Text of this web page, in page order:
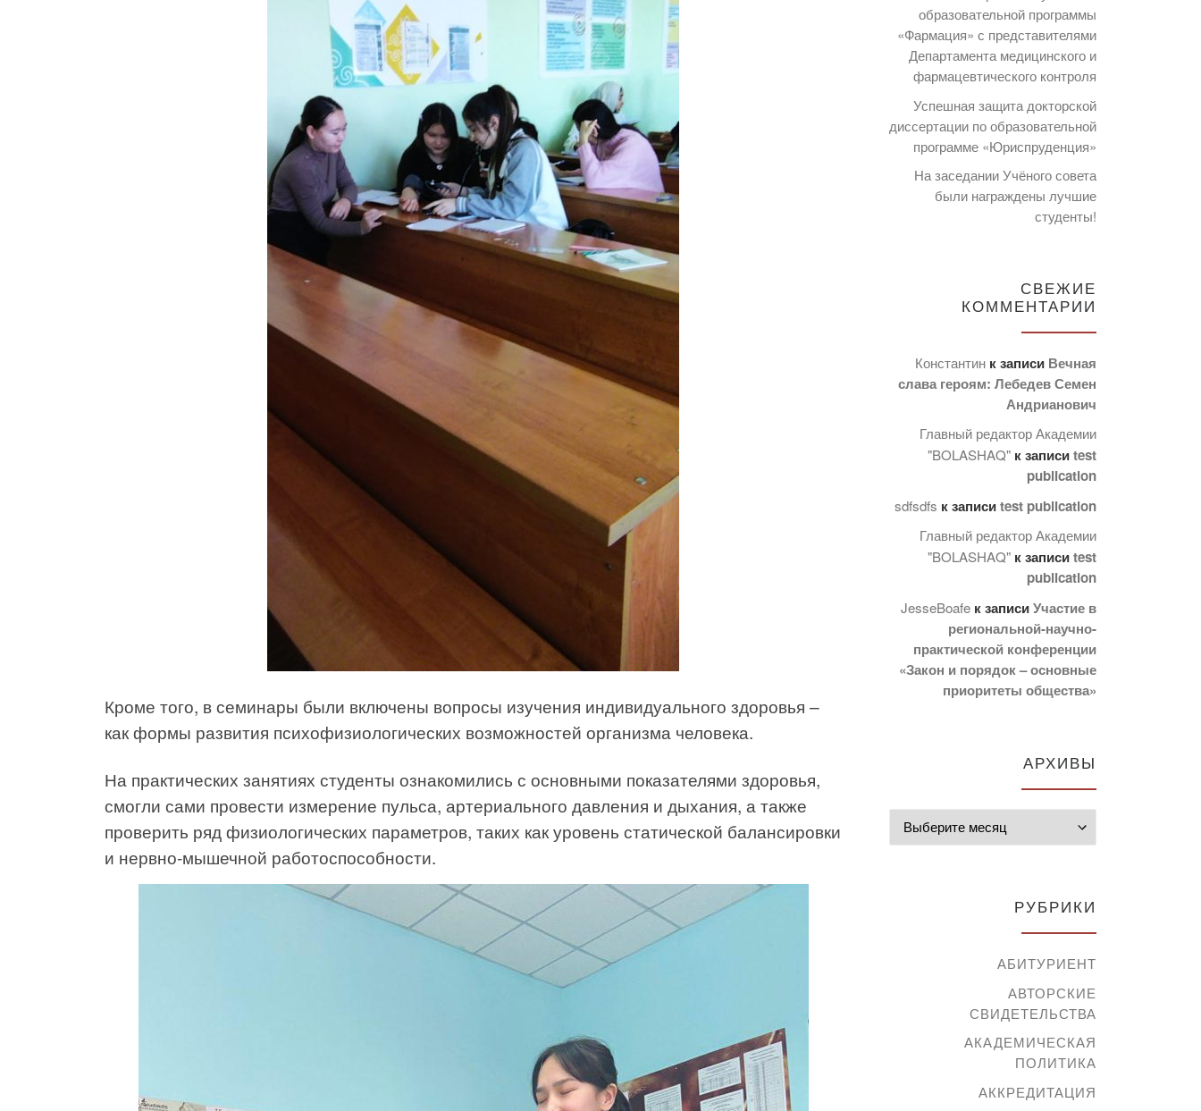
Кроме того, в семинары были включены вопросы изучения индивидуального здоровья –
как формы развития психофизиологических возможностей организма человека.
На практических занятиях студенты ознакомились с основными показателями здоровья,
смогли сами провести измерение пульса, артериального давления и дыхания, а также
проверить ряд физиологических параметров, таких как уровень статической балансировки
и нервно-мышечной работоспособности.
образовательной программы
«Фармация» с представителями
Департамента медицинского и
фармацевтического контроля
Успешная защита докторской
диссертации по образовательной
программе «Юриспруденция»
На заседании Учёного совета
были награждены лучшие
студенты!
СВЕЖИЕ
КОММЕНТАРИИ
Константин к записи Вечная
слава героям: Лебедев Семен
Андрианович
Главный редактор Академии
"BOLASHAQ" к записиtest
publication
sdfsdfs к записиtest publication
Главный редактор Академии
"BOLASHAQ" к записиtest
publication
JesseBoafe к записиУчастие в
региональной-научно-
практической конференции
«Закон и порядок – основные
приоритеты общества»
АРХИВЫ
РУБРИКИ
АБИТУРИЕНТ
АВТОРСКИЕ
СВИДЕТЕЛЬСТВА
АКАДЕМИЧЕСКАЯ
ПОЛИТИКА
АККРЕДИТАЦИЯ